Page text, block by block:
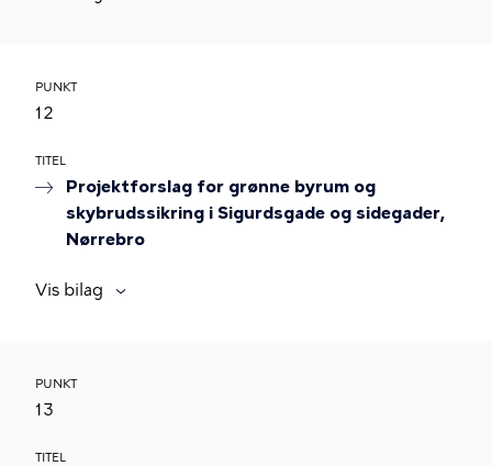
PUNKT
12
TITEL
Projektforslag for grønne byrum og
skybrudssikring i Sigurdsgade og sidegader,
Nørrebro
Vis bilag
PUNKT
13
TITEL